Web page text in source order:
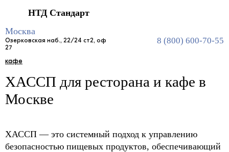
НТД Стандарт
Москва
Озерковская наб., 22/24 ст2, оф
27
8 (800) 600-70-55
Главная Услуги
Документы для пищевых производств
ХАССП для ресторана и кафе в
Москве
ХАССП — это системный подход к управлению
безопасностью пищевых продуктов, обеспечивающий